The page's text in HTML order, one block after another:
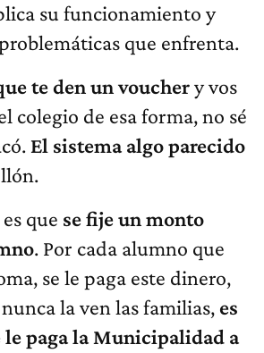
su funcionamiento y
que enfrenta.
te den un vouchery vos
colegio de esa forma, no sé
El sistema algo parecido
que se fije un monto
. Por cada alumno que
se le paga este dinero,
la ven las familias, es
paga la Municipalidad a